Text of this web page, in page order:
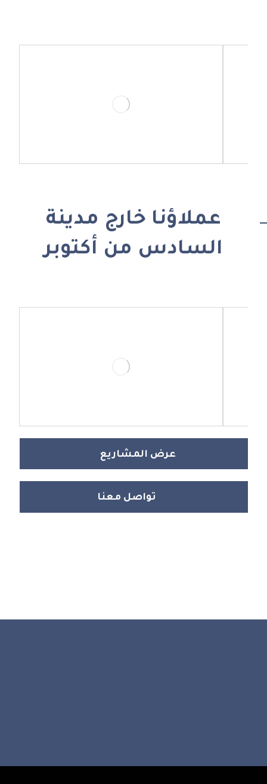
عملاؤنا خارج مدينة
السادس من أكتوبر
عرض المشاريع
تواصل معنا